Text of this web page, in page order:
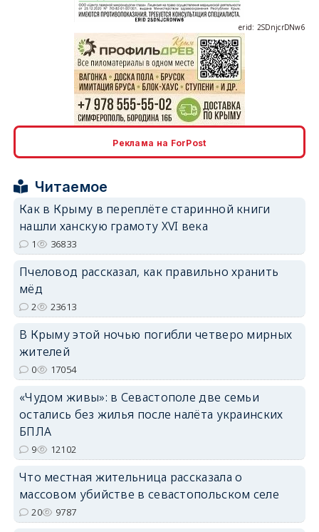
erid: 2SDnjcrDNw6
erid: 2SDnjdPjgYS
Реклама на ForPost
Читаемое
Как в Крыму в переплёте старинной книги
нашли ханскую грамоту XVI века
1 36833
Пчеловод рассказал, как правильно хранить
мёд
2 23613
В Крыму этой ночью погибли четверо мирных
жителей
0 17054
«Чудом живы»: в Севастополе две семьи
остались без жилья после налёта украинских
БПЛА
9 12102
Что местная жительница рассказала о
массовом убийстве в севастопольском селе
20 9787